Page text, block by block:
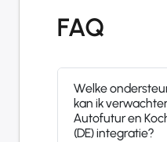
FAQ
Welke
kan ik
Autofutur en
(DE) integratie?